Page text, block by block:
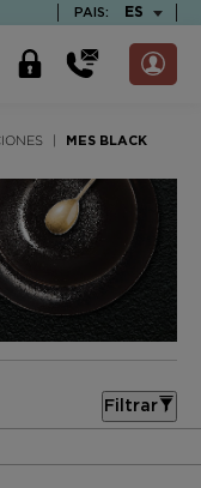
PAIS: ES
MES BLACK
Filtrar